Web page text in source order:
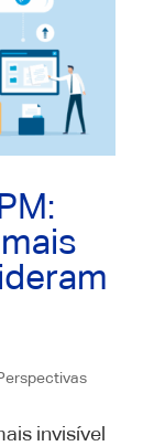
invisível